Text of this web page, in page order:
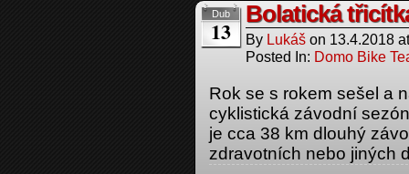
Dub
13
Bolatická
By Lukáš on 13.4.2018
Posted In: Domo Bike
Rok se s rokem sešel a
cyklistická závodní
je cca 38 km dlouhý
zdravotních nebo jiných